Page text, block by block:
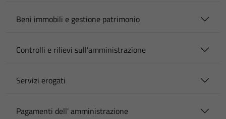
Beni immobili e gestione patrimonio
Controlli e rilievi sull'amministrazione
Servizi erogati
Pagamenti dell' amministrazione